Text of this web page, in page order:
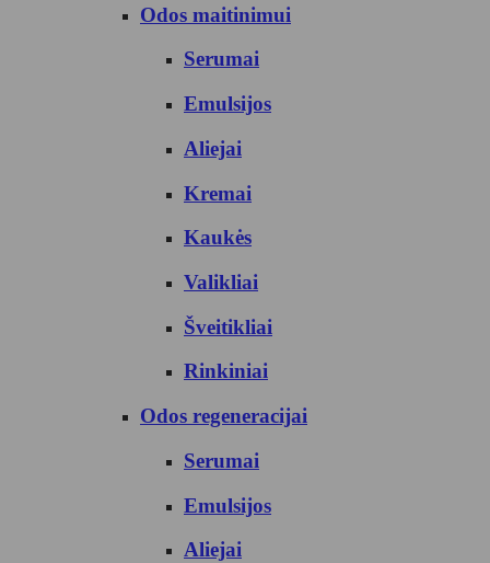
Odos maitinimui
Serumai
Emulsijos
Aliejai
Kremai
Kaukės
Valikliai
Šveitikliai
Rinkiniai
Odos regeneracijai
Serumai
Emulsijos
Aliejai